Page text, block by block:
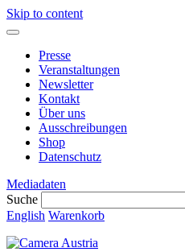
Skip to content
Presse
Veranstaltungen
Newsletter
Kontakt
Über uns
Ausschreibungen
Shop
Datenschutz
Mediadaten
Suche
English Warenkorb